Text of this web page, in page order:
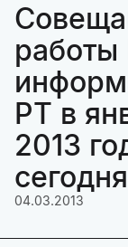
работы
РТ в
2013
04.03.2013